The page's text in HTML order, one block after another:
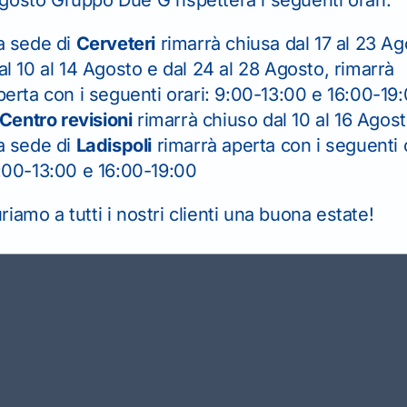
Mezzi
Al passaggio pensiamo noi!
sede di Cerveteri rimarrà chiusa dal 17 al 23
10 al 14 Agosto e dal 24 al 28 Agosto, rimarrà
con i seguenti orari: 9:00-13:00 e 16:00-
Centro revisionirimarrà chiuso dal 10 al 16
sede di Ladispoli rimarrà aperta con i seguenti
13:00 e 16:00-19:00
a tutti i nostri clienti una buona estate!